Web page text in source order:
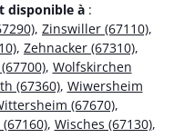
disponible à :
, Zinswiller (67110),
, Zehnacker (67310),
, Wolfskirchen
(67360), Wiwersheim
(67670),
, Wisches (67130),